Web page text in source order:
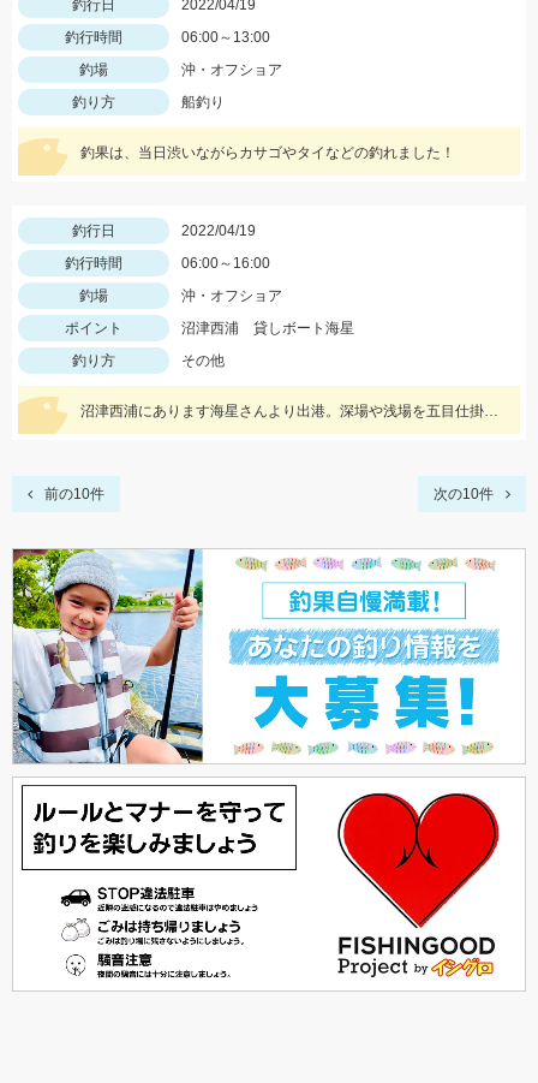
釣行日
2022/04/19
釣行時間
06:00～13:00
釣場
沖・オフショア
釣り方
船釣り
釣果は、当日渋いながらカサゴやタイなどの釣れました！
釣行日
2022/04/19
釣行時間
06:00～16:00
釣場
沖・オフショア
ポイント
沼津西浦 貸しボート海星
釣り方
その他
沼津西浦にあります海星さんより出港。深場や浅場を五目仕掛けで探ってみました！ウルメイワシの回遊もありました！
前の10件 次の10件